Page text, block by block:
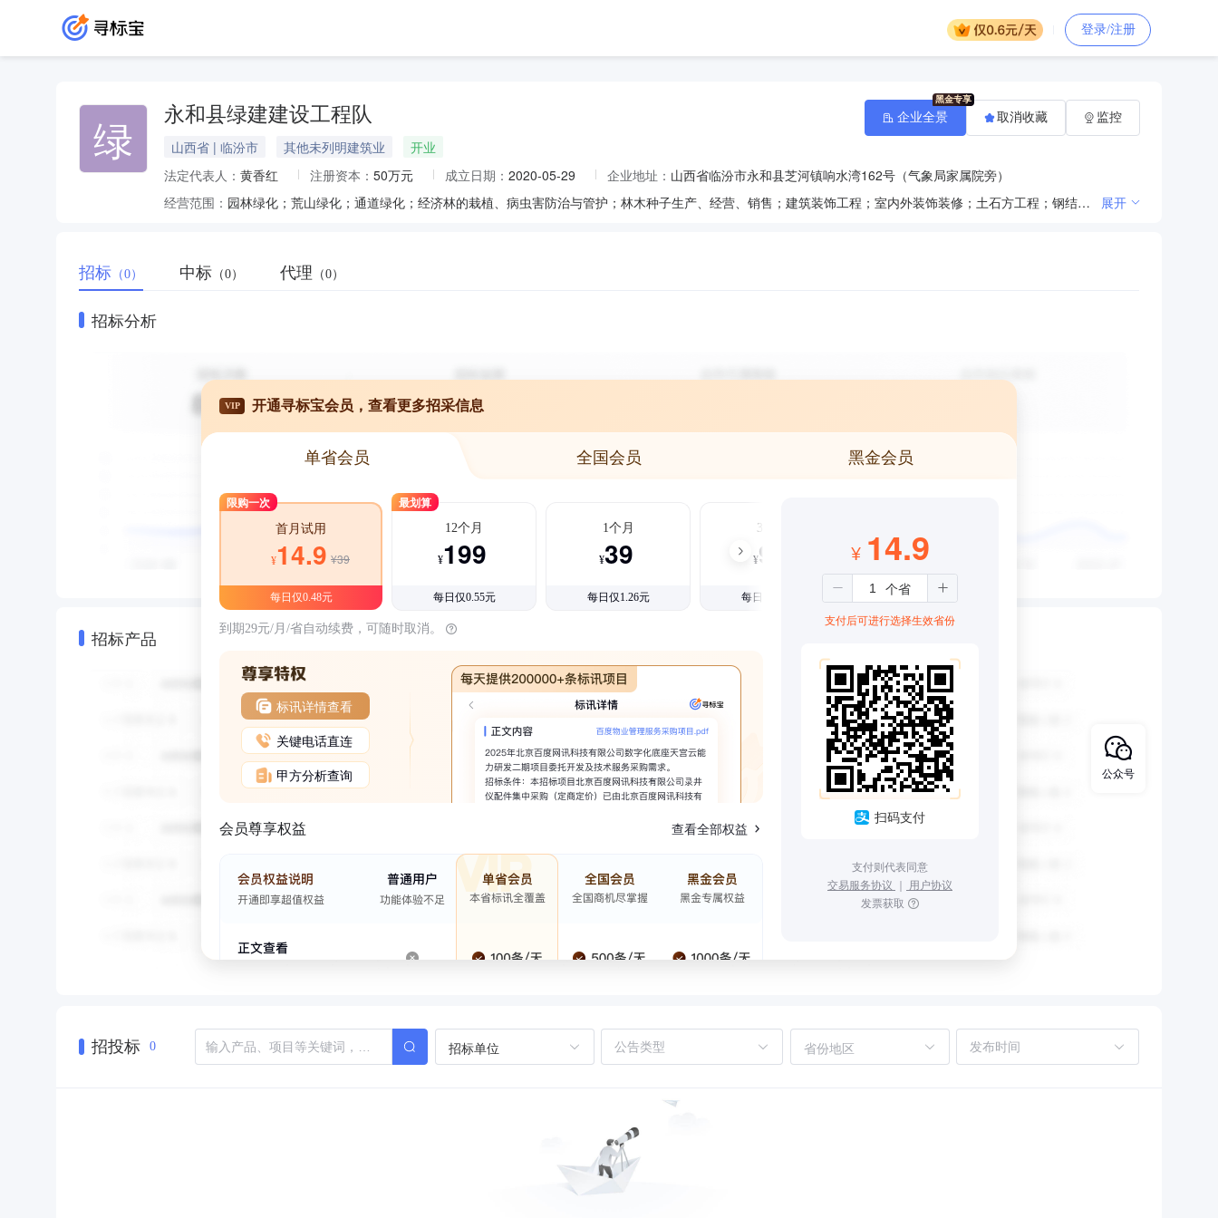
登录/注册
绿 永和县绿建建设工程队
山西省 | 临汾市 其他未列明建筑业
开业
法定代表人： 黄香红 注册资本： 50万元 成立日期： 2020-05-29 企业地址： 山西省临汾市永和县芝河镇响水湾162号（气象局家属院旁）
经营范围：
园林绿化；荒山绿化；通道绿化；经济林的栽植、病虫害防治与管护；林木种子生产、经营、销售；建筑装饰工程；室内外装饰装修；土石方工程；钢结构工程；机电设备安装工程；安防工程；环保工程；消防工程；水利工程；道路硬化；水电暖的安装与维修；工程排水服务；建筑工程机械与设备租赁（不带操作人员）；化肥、农机的经营与销售（依法须经批准的项目，经相关部门批准后方可开展经营活动）*** 展开
企业全景 取消收藏 监控
招标 （0） 中标 （0） 代理 （0）
招标分析
招标产品
VIP 开通寻标宝会员，查看更多招采信息
单省会员 全国会员 黑金会员
限购一次
首月试用
¥14.9 ¥39
每日仅0.48元
最划算
12个月
¥199
每日仅0.55元
1个月
¥39
每日仅1.26元
3个月
¥99
每日仅1.08元
到期29元/月/省自动续费，可随时取消。
标讯详情查看
关键电话直连
甲方分析查询
会员尊享权益 查看全部权益
¥ 14.9
支付后可进行选择生效省份
扫码支付
支付则代表同意
交易服务协议 ｜ 用户协议
发票获取
招投标 0 招标单位 省份地区
公众号